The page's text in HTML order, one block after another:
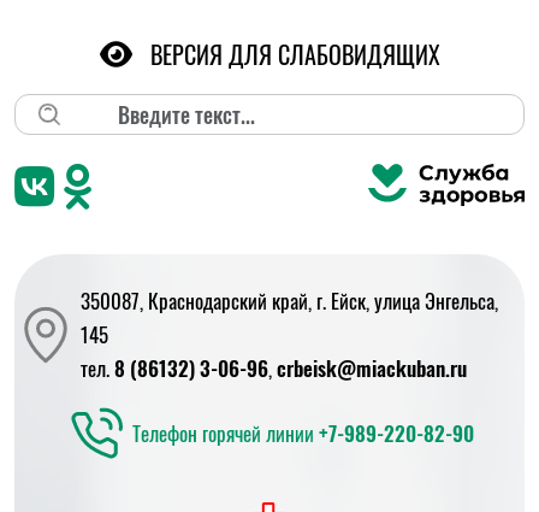
Поиск
ВЕРСИЯ ДЛЯ СЛАБОВИДЯЩИХ
350087, Краснодарский край, г. Ейск, улица Энгельса,
145
тел.8 (86132) 3-06-96,crbeisk@miackuban.ru
Телефон горячей линии +7-989-220-82-90